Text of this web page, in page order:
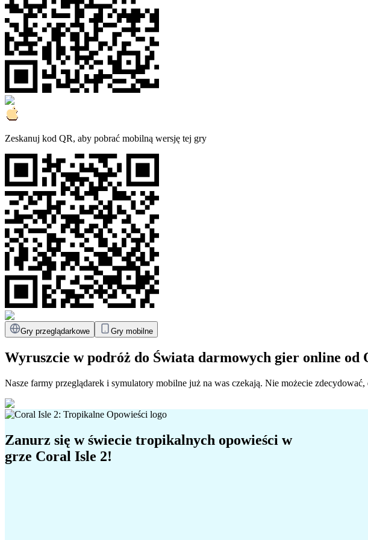
Zeskanuj kod QR, aby pobrać mobilną wersję tej gry
Gry przeglądarkowe Gry mobilne
Wyruszcie w podróż do Świata darmowych gier online od
Nasze farmy przeglądarek i symulatory mobilne już na was czekają. Nie możecie
Zanurz się w świecie tropikalnych opowieści w
grze Coral Isle 2!